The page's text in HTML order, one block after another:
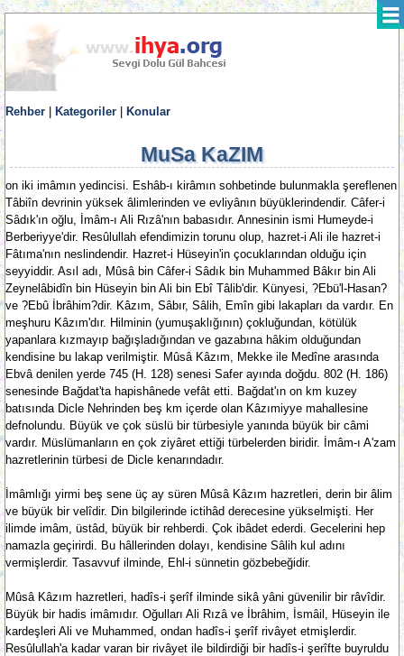
Rehber Kategoriler Konular
MuSa KaZIM
on iki imâmın yedincisi. Eshâb-ı kirâmın sohbetinde bulunmakla şereflenen
Tâbiîn devrinin yüksek âlimlerinden ve evliyânın büyüklerindendir. Câfer-i
Sâdık'ın oğlu, İmâm-ı Ali Rızâ'nın babasıdır. Annesinin ismi Humeyde-i
Berberiyye'dir. Resûlullah efendimizin torunu olup, hazret-i Ali ile hazret-i
Fâtıma'nın neslindendir. Hazret-i Hüseyin'in çocuklarından olduğu için
seyyiddir. Asıl adı, Mûsâ bin Câfer-i Sâdık bin Muhammed Bâkır bin Ali
Zeynelâbidîn bin Hüseyin bin Ali bin Ebî Tâlib'dir. Künyesi, ?Ebü'l-Hasan?
ve ?Ebû İbrâhim?dir. Kâzım, Sâbır, Sâlih, Emîn gibi lakapları da vardır. En
meşhuru Kâzım'dır. Hilminin (yumuşaklığının) çokluğundan, kötülük
yapanlara kızmayıp bağışladığından ve gazabına hâkim olduğundan
kendisine bu lakap verilmiştir. Mûsâ Kâzım, Mekke ile Medîne arasında
Ebvâ denilen yerde 745 (H. 128) senesi Safer ayında doğdu. 802 (H. 186)
senesinde Bağdat'ta hapishânede vefât etti. Bağdat'ın on km kuzey
batısında Dicle Nehrinden beş km içerde olan Kâzımiyye mahallesine
defnolundu. Büyük ve çok süslü bir türbesiyle yanında büyük bir câmi
vardır. Müslümanların en çok ziyâret ettiği türbelerden biridir. İmâm-ı A'zam
hazretlerinin türbesi de Dicle kenarındadır.
İmâmlığı yirmi beş sene üç ay süren Mûsâ Kâzım hazretleri, derin bir âlim
ve büyük bir velîdir. Din bilgilerinde ictihâd derecesine yükselmişti. Her
ilimde imâm, üstâd, büyük bir rehberdi. Çok ibâdet ederdi. Gecelerini hep
namazla geçirirdi. Bu hâllerinden dolayı, kendisine Sâlih kul adını
vermişlerdir. Tasavvuf ilminde, Ehl-i sünnetin gözbebeğidir.
Mûsâ Kâzım hazretleri, hadîs-i şerîf ilminde sikâ yâni güvenilir bir râvîdir.
Büyük bir hadis imâmıdır. Oğulları Ali Rızâ ve İbrâhim, İsmâil, Hüseyin ile
kardeşleri Ali ve Muhammed, ondan hadîs-i şerîf rivâyet etmişlerdir.
Resûlullah'a kadar varan bir rivâyet ile bildirdiği bir hadîs-i şerîfte buyruldu